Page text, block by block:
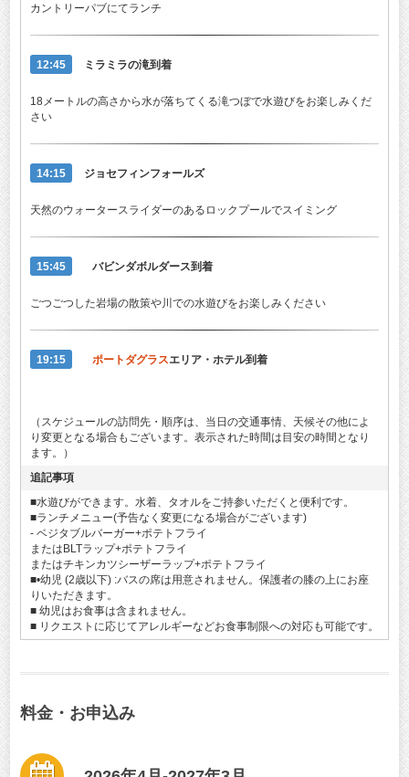
カントリーパブにてランチ
12:45 ミラミラの滝到着
18メートルの高さから水が落ちてくる滝つぼで水遊びをお楽しみくだ
さい
14:15 ジョセフィンフォールズ
天然のウォータースライダーのあるロックプールでスイミング
15:45 バビンダボルダース到着
ごつごつした岩場の散策や川での水遊びをお楽しみください
19:15 ポートダグラスエリア・ホテル到着
（スケジュールの訪問先・順序は、当日の交通事情、天候その他によ
り変更となる場合もございます。表示された時間は目安の時間となり
ます。）
追記事項
■水遊びができます。水着、タオルをご持参いただくと便利です。
■ランチメニュー(予告なく変更になる場合がございます)
- ベジタブルバーガー+ポテトフライ
またはBLTラップ+ポテトフライ
またはチキンカツシーザーラップ+ポテトフライ
■•幼児 (2歳以下) :バスの席は用意されません。保護者の膝の上にお座
りいただきます。
■ 幼児はお食事は含まれません。
■ リクエストに応じてアレルギーなどお食事制限への対応も可能です。
料金・お申込み